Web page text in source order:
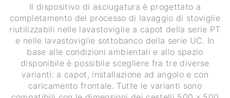
Il dispositivo di asciugatura è progettato a
completamento del processo di lavaggio di stoviglie
riutilizzabili nelle lavastoviglie a capot della serie PT
e nelle lavastoviglie sottobanco della serie UC. In
base alle condizioni ambientali e allo spazio
disponibile è possibile scegliere fra tre diverse
varianti: a capot, installazione ad angolo e con
caricamento frontale. Tutte le varianti sono